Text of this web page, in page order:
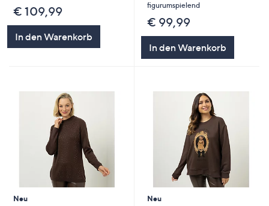
€ 109,99
In den Warenkorb
figurumspielend
€ 99,99
In den Warenkorb
Neu
Neu